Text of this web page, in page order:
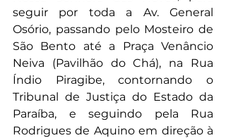
seguir por toda a Av. General
Osório, passando pelo Mosteiro de
São Bento até a Praça Venâncio
Neiva (Pavilhão do Chá), na Rua
Índio Piragibe, contornando o
Tribunal de Justiça do Estado da
Paraíba, e seguindo pela Rua
Rodrigues de Aquino em direção à